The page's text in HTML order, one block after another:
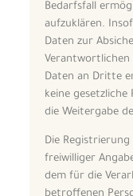
Bedarfsfall
aufzuklären.
Daten zur
Verantwortlichen
Daten an Dritte
keine
die Weitergabe
Die
freiwilliger
dem für die